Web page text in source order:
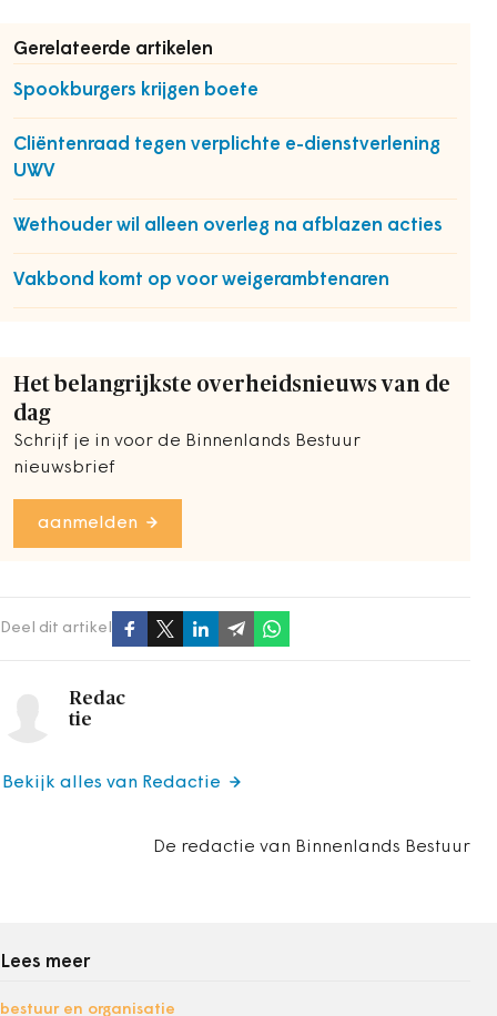
Gerelateerde artikelen
Spookburgers krijgen boete
Cliëntenraad tegen verplichte e-dienstverlening
UWV
Wethouder wil alleen overleg na afblazen acties
Vakbond komt op voor weigerambtenaren
Het belangrijkste overheidsnieuws van de
dag
Schrijf je in voor de Binnenlands Bestuur
nieuwsbrief
aanmelden
Deel dit artikel
Redac
tie
De redactie van Binnenlands Bestuur
Bekijk alles van Redactie
Lees meer
bestuur en organisatie